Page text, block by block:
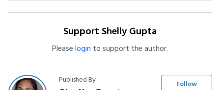
Support Shelly Gupta
Pleaselogin to support the author.
Published By Follow